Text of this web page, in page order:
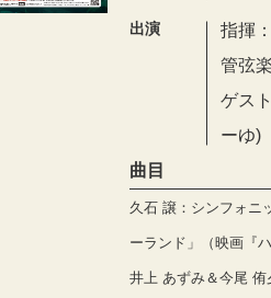
出演
指揮
管弦
ゲス
ーゆ)
曲目
久石 譲：シンフォニ
ーランド」（映画『
井上 あずみ＆今尾